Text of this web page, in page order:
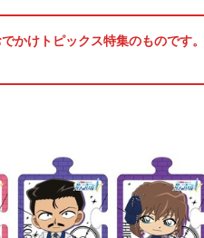
かけトピックス特集のものです